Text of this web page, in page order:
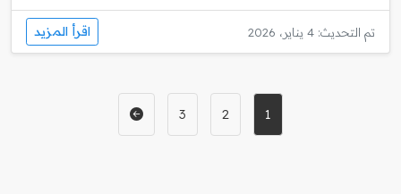
تم التحديث: 4 يناير، 2026 اقرأ المزيد
1
2
3